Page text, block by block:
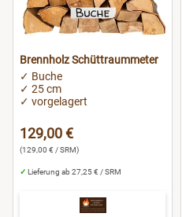
Brennholz Schüttraummeter
✓ Buche
✓ 25 cm
✓ vorgelagert
129,00 €
(129,00 € / SRM)
✓ Lieferung ab 27,25 € / SRM
Hildesheim
Heidelberg
Iserlohn
Köln